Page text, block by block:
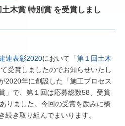
木賞 特別賞 を受賞しまし
連表彰2020において「第１回土木
受賞しましたのでお知らせいたし
2020年に創設した「施工プロセス
」で、第１回は応募総数58、受賞
りました。今回の受賞を励みに橋
続き取り組んでまいります。